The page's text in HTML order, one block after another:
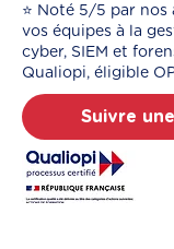
⭐️ Noté 5/5 par nos
vos équipes à la
cyber, SIEM et
Qualiopi, éligible
Suivre